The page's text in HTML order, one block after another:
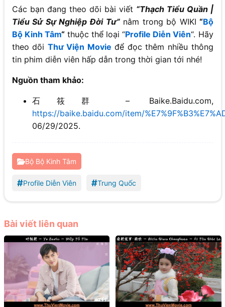
Các bạn đang theo dõi bài viết “Thạch Tiểu Quần |
Tiểu Sử Sự Nghiệp Đời Tư”nằm trong bộ WIKI “Bộ
Bộ Kinh Tâm“thuộc thể loại “Profile Diễn Viên“. Hãy
theo dõi Thư Viện Movie để đọc thêm nhiều thông
tin phim diễn viên hấp dẫn trong thời gian tới nhé!
Nguồn tham khảo:
石筱群 – Baike.Baidu.com,
https://baike.baidu.com/item/
06/29/2025.
Bộ Bộ Kinh Tâm
#Profile Diễn Viên #Trung Quốc
Bài viết liên quan